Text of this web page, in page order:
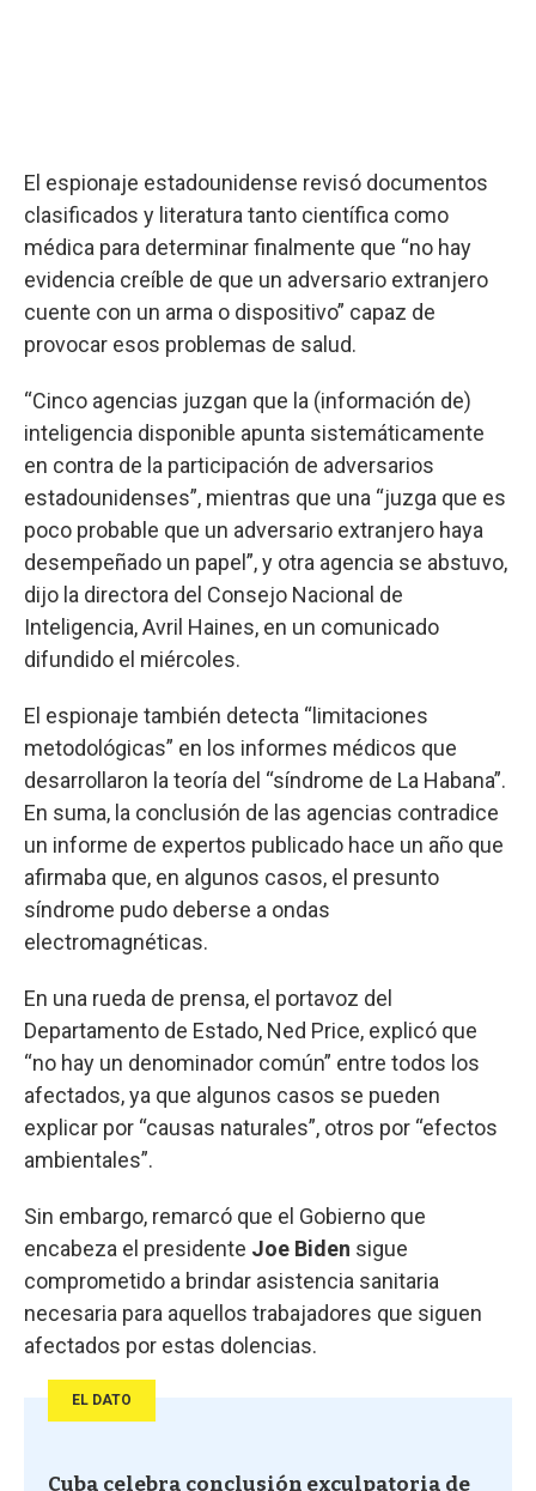
El espionaje estadounidense revisó documentos
clasificados y literatura tanto científica como
médica para determinar finalmente que “no hay
evidencia creíble de que un adversario extranjero
cuente con un arma o dispositivo” capaz de
provocar esos problemas de salud.
“Cinco agencias juzgan que la (información de)
inteligencia disponible apunta sistemáticamente
en contra de la participación de adversarios
estadounidenses”, mientras que una “juzga que es
poco probable que un adversario extranjero haya
desempeñado un papel”, y otra agencia se abstuvo,
dijo la directora del Consejo Nacional de
Inteligencia, Avril Haines, en un comunicado
difundido el miércoles.
El espionaje también detecta “limitaciones
metodológicas” en los informes médicos que
desarrollaron la teoría del “síndrome de La Habana”.
En suma, la conclusión de las agencias contradice
un informe de expertos publicado hace un año que
afirmaba que, en algunos casos, el presunto
síndrome pudo deberse a ondas
electromagnéticas.
En una rueda de prensa, el portavoz del
Departamento de Estado, Ned Price, explicó que
“no hay un denominador común” entre todos los
afectados, ya que algunos casos se pueden
explicar por “causas naturales”, otros por “efectos
ambientales”.
Sin embargo, remarcó que el Gobierno que
encabeza el presidente Joe Biden sigue
comprometido a brindar asistencia sanitaria
necesaria para aquellos trabajadores que siguen
afectados por estas dolencias.
EL DATO
Cuba celebra conclusión exculpatoria de